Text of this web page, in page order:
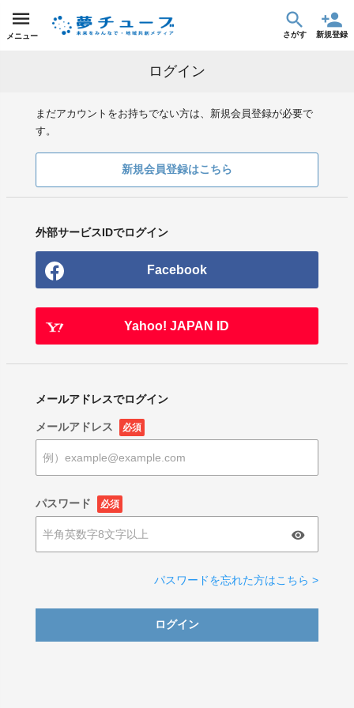
メニュー さがす 新規登録
ログイン
まだアカウントをお持ちでない方は、新規会員登録が必要で
す。
新規会員登録はこちら
外部サービスIDでログイン
Facebook
Yahoo! JAPAN ID
メールアドレスでログイン
メールアドレス 必須
パスワード 必須
パスワードを忘れた方はこちら >
ログイン